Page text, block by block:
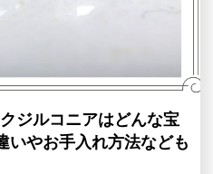
ジルコニアはどんな宝
いやお手入れ方法なども